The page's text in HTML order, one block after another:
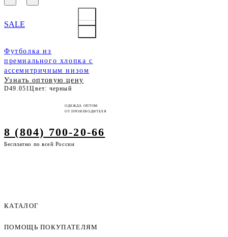
Футболка из
премиального хлопка с
ассемитричным низом
Узнать оптовую цену
D49.051Цвет: черный
SALE
ОДЕЖДА ОПТОМ
ОТ ПРОИЗВОДИТЕЛЯ
8 (804) 700-20-66
Бесплатно по всей России
КАТАЛОГ
Женская одежда оптом
ПОМОЩЬ ПОКУПАТЕЛЯМ